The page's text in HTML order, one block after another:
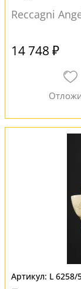
Reccagni
14 748 ₽
L 6258/